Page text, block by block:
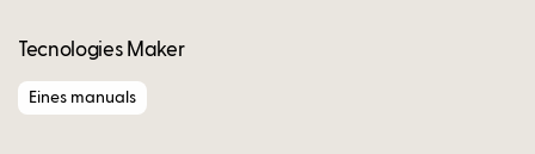
Tecnologies Maker
Eines manuals